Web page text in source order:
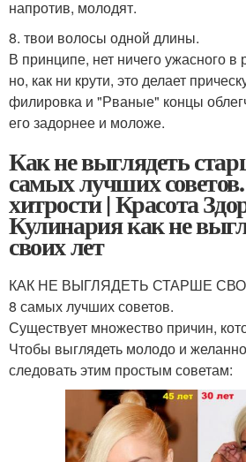
напротив, молодят.
8. твои волосы одной длины.
В принципе, нет ничего ужасного в
но, как ни крути, это делает
филировка и "Рваные" концы
его задорнее и моложе.
Как не выглядеть
самых лучших
хитрости | Красота
Кулинария как не
своих лет
КАК НЕ ВЫГЛЯДЕТЬ СТАРШЕ
8 самых лучших советов.
Существует множество причин,
Чтобы выглядеть молодо и
следовать этим простым советам: